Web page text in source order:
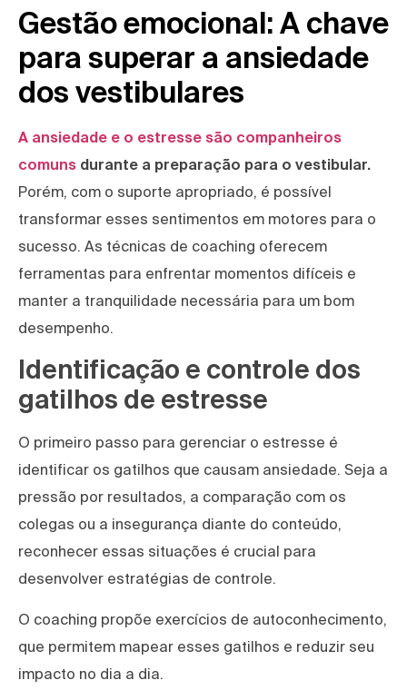
Gestão emocional: A chave
para superar a ansiedade
dos vestibulares
A ansiedade e o estresse são companheiros
comuns durante a preparação para o vestibular.
Porém, com o suporte apropriado, é possível
transformar esses sentimentos em motores para o
sucesso. As técnicas de coaching oferecem
ferramentas para enfrentar momentos difíceis e
manter a tranquilidade necessária para um bom
desempenho.
Identificação e controle dos
gatilhos de estresse
O primeiro passo para gerenciar o estresse é
identificar os gatilhos que causam ansiedade. Seja a
pressão por resultados, a comparação com os
colegas ou a insegurança diante do conteúdo,
reconhecer essas situações é crucial para
desenvolver estratégias de controle.
O coaching propõe exercícios de autoconhecimento,
que permitem mapear esses gatilhos e reduzir seu
impacto no dia a dia.